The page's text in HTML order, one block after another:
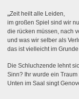
„Zeit heilt alle Leiden,
im großen Spiel sind wir
die rücken müssen, nach
und was wir selber als
das ist vielleicht im
Die Schluchzende lehnt
Sinn? Ihr wurde ein
Unten im Saal singt